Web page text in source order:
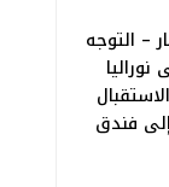
– التوجه